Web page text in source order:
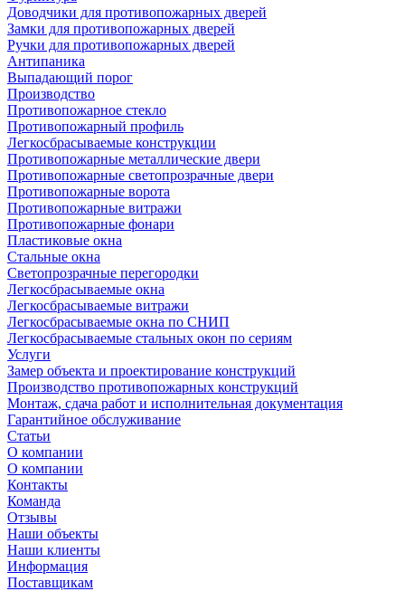
Доводчики для противопожарных дверей
Замки для противопожарных дверей
Ручки для противопожарных дверей
Антипаника
Выпадающий порог
Производство
Противопожарное стекло
Противопожарный профиль
Легкосбрасываемые конструкции
Противопожарные металлические двери
Противопожарные светопрозрачные двери
Противопожарные ворота
Противопожарные витражи
Противопожарные фонари
Пластиковые окна
Стальные окна
Светопрозрачные перегородки
Легкосбрасываемые окна
Легкосбрасываемые витражи
Легкосбрасываемые окна по СНИП
Легкосбрасываемые стальных окон по сериям
Услуги
Замер объекта и проектирование конструкций
Производство противопожарных конструкций
Монтаж, сдача работ и исполнительная документация
Гарантийное обслуживание
Статьи
О компании
О компании
Контакты
Команда
Отзывы
Наши объекты
Наши клиенты
Информация
Поставщикам